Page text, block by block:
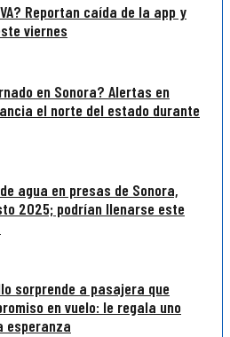
Reportan caída de la app y
viernes
en Sonora? Alertas en
el norte del estado durante
agua en presas de Sonora,
2025; podrían llenarse este
sorprende a pasajera que
en vuelo: le regala uno
esperanza